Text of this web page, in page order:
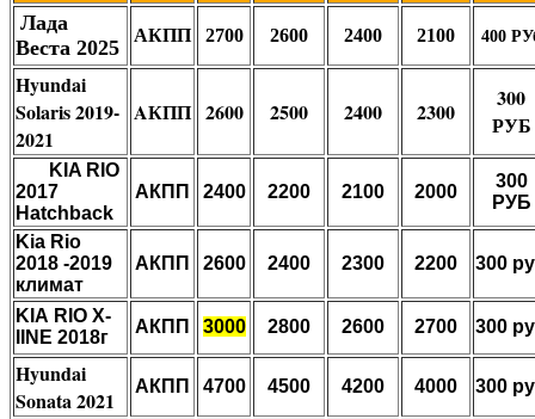
Лада
Веста 2025
AКПП 2700 2600 2400 2100 400
Hyundai
Solaris 2019-
2021
AКПП 2600 2500 2400 2300
300
РУБ
KIA RIO
2017
Hatchback
АКПП 2400 2200 2100 2000
300
РУБ
Kia Rio
2018 -2019
климат
АКПП 2600 2400 2300 2200 300
KIА RIO X-
lINE 2018г
АКПП 3000 2800 2600 2700 300
Hyundai
Sonata 2021
АКПП 4700 4500 4200 4000 300